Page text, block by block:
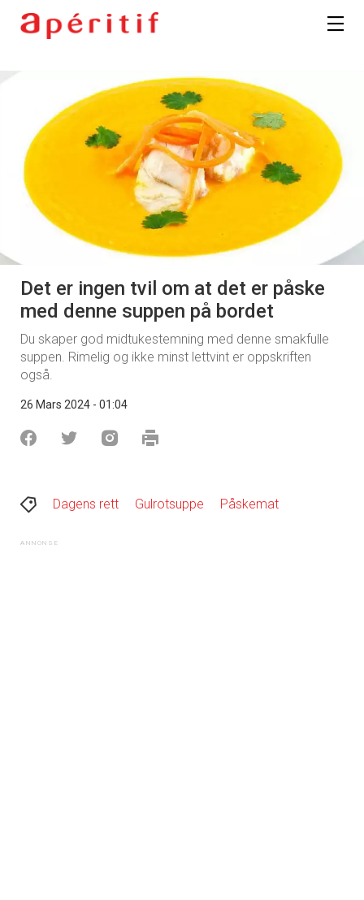
Det er ingen tvil om at det er påske
med denne suppen på bordet
Du skaper god midtukestemning med denne smakfulle
suppen. Rimelig og ikke minst lettvint er oppskriften
også.
26 Mars 2024 - 01:04
Dagens rett Gulrotsuppe Påskemat